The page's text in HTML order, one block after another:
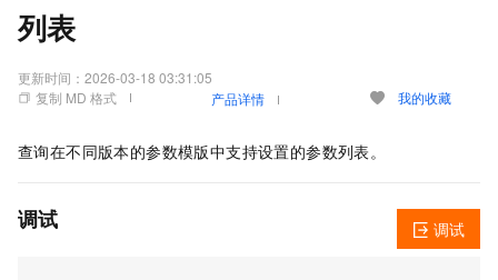
列表
更新时间： 2026-03-18 03:31:05
复制 MD 格式
产品详情 我的收藏
查询在不同版本的参数模版中支持设置的参数列表。
调试 调试